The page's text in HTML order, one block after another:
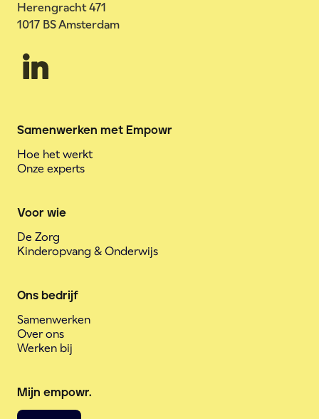
Herengracht 471
1017 BS Amsterdam
Samenwerken met Empowr
Hoe het werkt
Onze experts
Voor wie
De Zorg
Kinderopvang & Onderwijs
Ons bedrijf
Samenwerken
Over ons
Werken bij
Mijn empowr.